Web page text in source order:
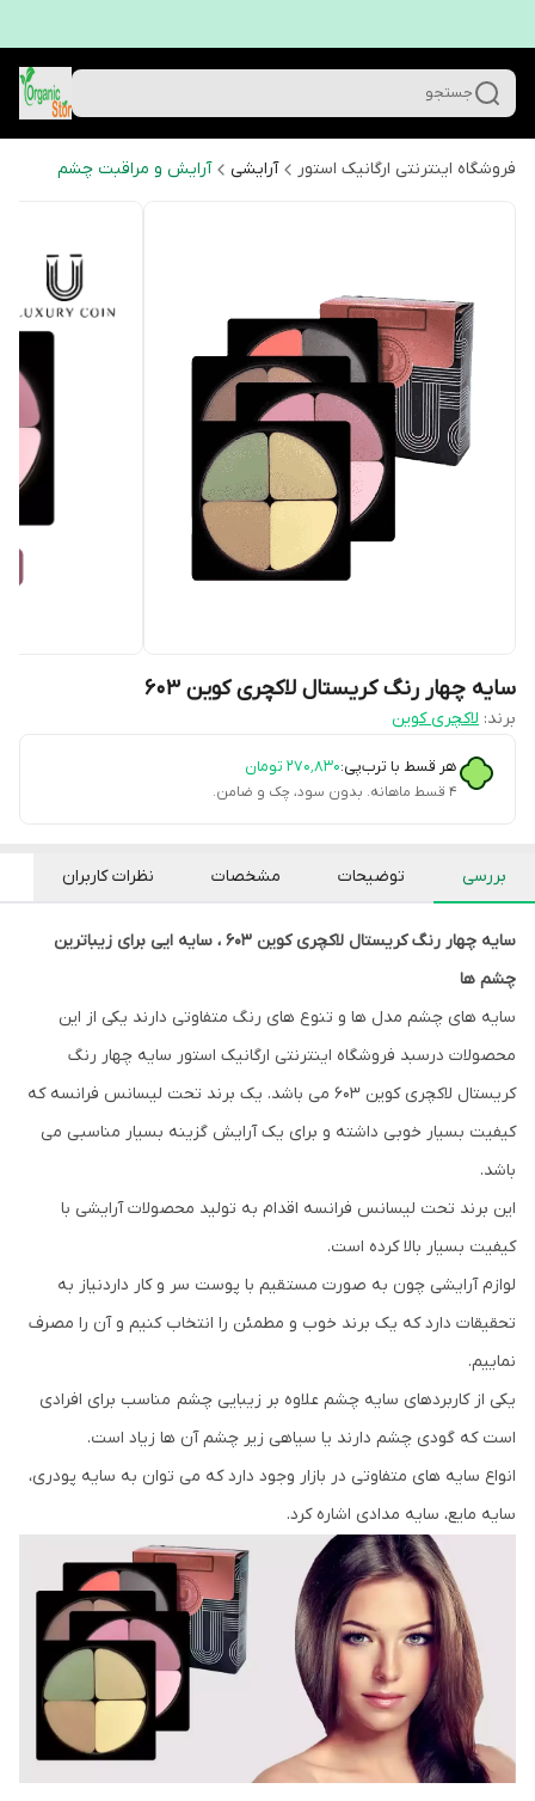
جستجو
فروشگاه اینترنتی ارگانیک استور آرایشی آرایش و مراقبت چشم
سایه چهار رنگ کریستال لاکچری کوین 603
برند: لاکچری کوین
هر قسط با ترب‌پی:۲۷۰٬۸۳۰ تومان
۴ قسط ماهانه. بدون سود، چک و ضامن.
بررسی توضیحات مشخصات نظرات کاربران
سایه چهار رنگ کریستال لاکچری کوین 603 ، سایه ایی برای زیباترین
چشم ها
سایه های چشم مدل ها و تنوع های رنگ متفاوتی دارند یکی از این
محصولات درسبد فروشگاه اینترنتی ارگانیک استور سایه چهار رنگ
کریستال لاکچری کوین 603 می باشد. یک برند تحت لیسانس فرانسه که
کیفیت بسیار خوبی داشته و برای یک آرایش گزینه بسیار مناسبی می
باشد.
این برند تحت لیسانس فرانسه اقدام به تولید محصولات آرایشی با
کیفیت بسیار بالا کرده است.
لوازم آرایشی چون به صورت مستقیم با پوست سر و کار داردنیاز به
تحقیقات دارد که یک برند خوب و مطمئن را انتخاب کنیم و آن را مصرف
نماییم.
یکی از کاربردهای سایه چشم علاوه بر زیبایی چشم مناسب برای افرادی
است که گودی چشم دارند یا سیاهی زیر چشم آن ها زیاد است.
انواع سایه های متفاوتی در بازار وجود دارد که می توان به سایه پودری،
سایه مایع، سایه مدادی اشاره کرد.